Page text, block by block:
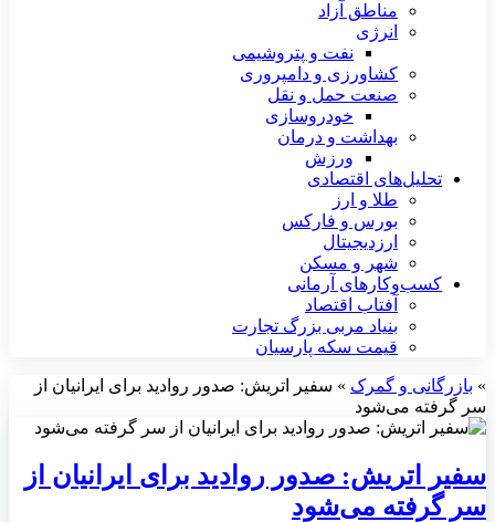
مناطق آزاد
انرژی
نفت و پتروشیمی
کشاورزی و دامپروری
صنعت حمل و نقل
خودروسازی
بهداشت و درمان
ورزش
تحلیل‌های اقتصادی
طلا و ارز
بورس و فارکس
ارزدیجیتال
شهر و مسکن
کسب‌وکارهای آرمانی
آفتاب اقتصاد
بنیاد مربی بزرگ تجارت
قیمت سکه پارسیان
» بازرگانی و گمرک » سفیر اتریش: صدور روادید برای ایرانیان از
سر گرفته می‌شود
سفیر اتریش: صدور روادید برای ایرانیان از
سر گرفته می‌شود